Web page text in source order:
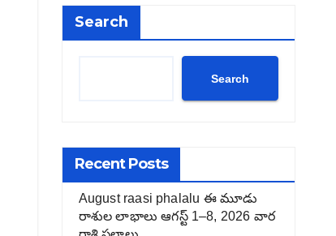
Search
Search
Recent Posts
August raasi phalalu ఈ మూడు
రాశుల లాభాలు ఆగస్ట్ 1–8, 2026 వార